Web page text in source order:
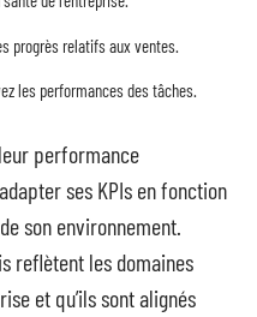
progrès relatifs aux ventes.
les performances des tâches.
performance
ses KPIs en fonction
son environnement.
reflètent les domaines
et qu’ils sont alignés